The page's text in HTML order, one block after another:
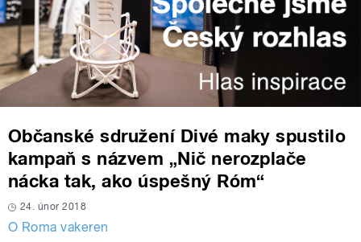
Občanské sdružení Divé maky spustilo
kampaň s názvem „Nič nerozplače
nácka tak, ako úspešný Róm“
24. únor 2018
O Roma vakeren